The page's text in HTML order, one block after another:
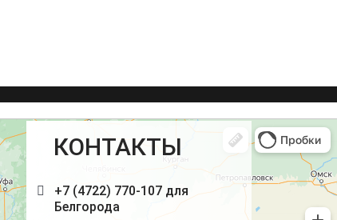
КОНТАКТЫ
+7 (4722) 770-107 для
Белгорода